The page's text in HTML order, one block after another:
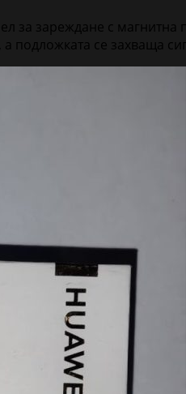
за зареждане с
се захваща